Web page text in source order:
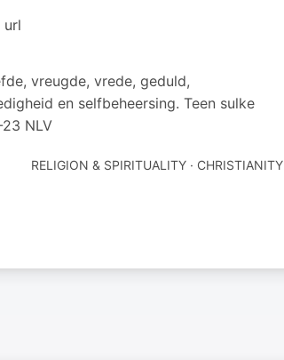
url
vreugde, vrede, geduld,
en selfbeheersing. Teen sulke
NLV
RELIGION & SPIRITUALITY · CHRISTIANITY